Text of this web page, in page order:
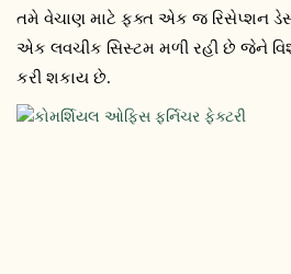
તમે વેચાણ માટે ફક્ત એક જ રિસેપ્શન
એક લવચીક સિસ્ટમ મળી રહી છે જેને
કરી શકાય છે.